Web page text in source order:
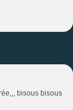
bisous bisous